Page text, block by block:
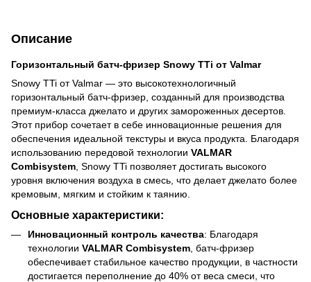
Описание
Горизонтальный батч-фризер Snowy TTi от Valmar
Snowy TTi от Valmar — это высокотехнологичный
горизонтальный батч-фризер, созданный для производства
премиум-класса джелато и других замороженных десертов.
Этот прибор сочетает в себе инновационные решения для
обеспечения идеальной текстуры и вкуса продукта. Благодаря
использованию передовой технологии VALMAR
Combisystem , Snowy TTi позволяет достигать высокого
уровня включения воздуха в смесь, что делает джелато более
кремовым, мягким и стойким к таянию.
Основные характеристики:
Инновационный контроль качества: Благодаря
технологии VALMAR Combisystem, батч-фризер
обеспечивает стабильное качество продукции, в частности
достигается переполнение до 40% от веса смеси, что